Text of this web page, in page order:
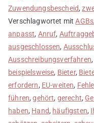
Zuwendungsbescheid,
Verschlagwortet mitAGBs
anpasst, Anruf,
ausgeschlossen,
Ausschreibungsverfahren
beispielsweise, Bieter,
erfordern, EU-weiten,
führen,gehört, gerecht,
haben, Hand, häufigsten,